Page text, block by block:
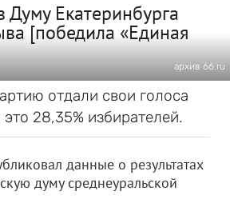
Екатеринбурга
[победила «Единая
архив 66.ru
отдали свои голоса
28,35% избирателей.
данные о результатах
думу среднеуральской